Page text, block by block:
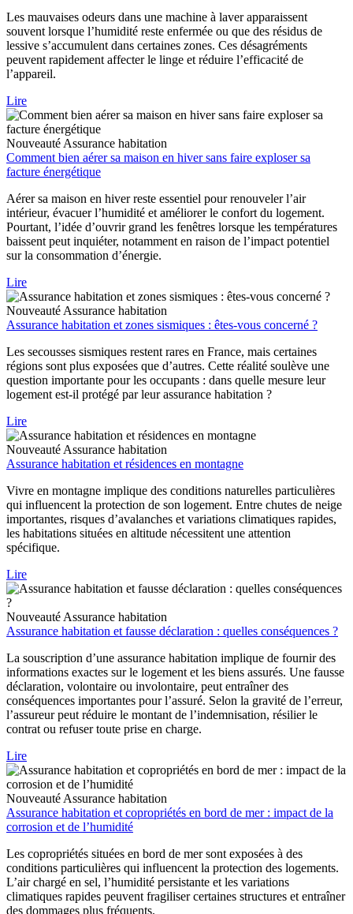
Les mauvaises odeurs dans une machine à laver apparaissent
souvent lorsque l’humidité reste enfermée ou que des résidus de
lessive s’accumulent dans certaines zones. Ces désagréments
peuvent rapidement affecter le linge et réduire l’efficacité de
l’appareil.
Lire
Nouveauté Assurance habitation
Comment bien aérer sa maison en hiver sans faire exploser sa
facture énergétique
Aérer sa maison en hiver reste essentiel pour renouveler l’air
intérieur, évacuer l’humidité et améliorer le confort du logement.
Pourtant, l’idée d’ouvrir grand les fenêtres lorsque les températures
baissent peut inquiéter, notamment en raison de l’impact potentiel
sur la consommation d’énergie.
Lire
Nouveauté Assurance habitation
Assurance habitation et zones sismiques : êtes-vous concerné ?
Les secousses sismiques restent rares en France, mais certaines
régions sont plus exposées que d’autres. Cette réalité soulève une
question importante pour les occupants : dans quelle mesure leur
logement est-il protégé par leur assurance habitation ?
Lire
Nouveauté Assurance habitation
Assurance habitation et résidences en montagne
Vivre en montagne implique des conditions naturelles particulières
qui influencent la protection de son logement. Entre chutes de neige
importantes, risques d’avalanches et variations climatiques rapides,
les habitations situées en altitude nécessitent une attention
spécifique.
Lire
Nouveauté Assurance habitation
Assurance habitation et fausse déclaration : quelles conséquences ?
La souscription d’une assurance habitation implique de fournir des
informations exactes sur le logement et les biens assurés. Une fausse
déclaration, volontaire ou involontaire, peut entraîner des
conséquences importantes pour l’assuré. Selon la gravité de l’erreur,
l’assureur peut réduire le montant de l’indemnisation, résilier le
contrat ou refuser toute prise en charge.
Lire
Nouveauté Assurance habitation
Assurance habitation et copropriétés en bord de mer : impact de la
corrosion et de l’humidité
Les copropriétés situées en bord de mer sont exposées à des
conditions particulières qui influencent la protection des logements.
L’air chargé en sel, l’humidité persistante et les variations
climatiques rapides peuvent fragiliser certaines structures et entraîner
des dommages plus fréquents.